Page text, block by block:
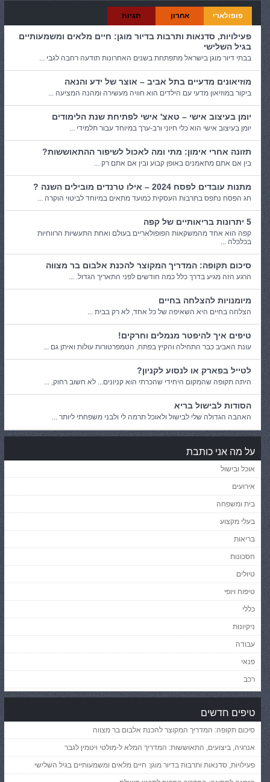
פופולארי אחרון תגיות
פעילויות, סדנאות ותרבות בדיור מוגן: חיים מלאים ומשמעותיים
בגיל השלישי
בבתי דיור מוגן בישראל מתפתחת בשנים האחרונות תודעה רחבה לגבי ...
מוזיאונים מדעיים בתל אביב – אוצר של ידע והנאה
ביקור במוזיאון מדעי עם הילדים הוא חוויה מעשירה ומהנה המציעה ...
יומן בעיצוב אישי – טאצ' אישי לפתיחת שנת הלימודים
יומן בעיצוב אישי הוא כלי חיוני ורב-ערך במיוחד עבור תלמידי ...
תזונה אחרי אימון: מתי ומה לאכול לשיפור ההתאוששות?
בין אם אתם מתאמנים באופן קבוע ובין אם אתם רק ...
מתנות עובדים לפסח 2024 – אילו טרנדים מובילים השנה ?
חג הפסח נתפס בתרבות העסקית כמועד מתאים במיוחד לביטוי הוקרה ...
5 יתרונות בריאותיים של קפה
קפה הוא אחד מהמשקאות הפופולאריים בעולם ואחת התעשיות הרווחיות
בכלכלה ...
סיכום תקופה: המדריך המקוצר להכנת אלבום בר מצווה
הרגע הזה מגיע בדרך כלל כמה חודשים לפני התאריך הגדול. ...
מיומנויות להצלחה בחיים
הצלחה בחיים היא השאיפה של כל אחד, לא רק בבית ...
טיפים איך להיפטר מנמלים וחרקים!
עונת האביב כבר התחילה והקיץ בפתח, הטמפרטורות עולות ואיתן גם ...
לטייל בפארק או לנסוע לקניון?
היתה תקופה שהמקום היחידי שהכרתי הוא קניונים... לא חשוב רחוק, ...
הסודות לבישול בריא
האהבה הגדולה שלי לבישול ולאוכל תרמה לי ולבני משפחתי ליותר ...
על מה אני כותבת
אוכל ובישול
אירועים
בית ומשפחה
בעלי מקצוע
בריאות
חסכונות
טיולים
טיפוח ויופי
כללי
ניקיונות
עבודה
פנאי
רכב
טיפים חדשים
סיכום תקופה: המדריך המקוצר להכנת אלבום בר מצווה
אנרגיה, ביצועים, התאוששות: המדריך המלא ל-מולטי ויטמין לגבר
פעילויות, סדנאות ותרבות בדיור מוגן: חיים מלאים ומשמעותיים בגיל השלישי